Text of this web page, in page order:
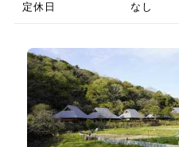
定休日 なし